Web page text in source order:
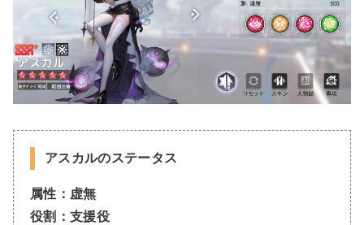
アスカルのステータス
属性：虚無
役割：支援役